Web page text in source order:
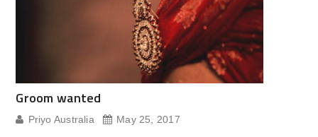
Groom wanted
Priyo Australia May 25, 2017